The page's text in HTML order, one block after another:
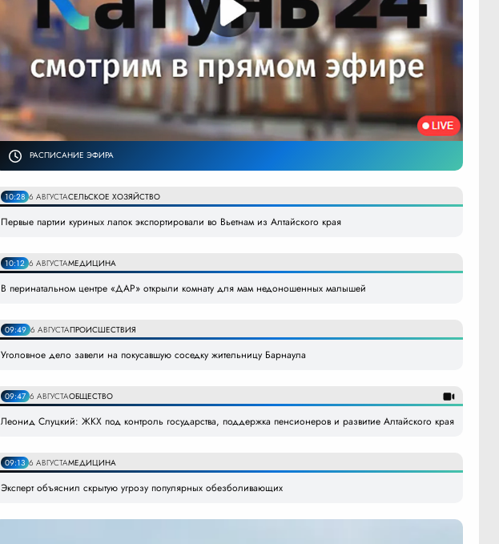
РАСПИСАНИЕ ЭФИРА
10:28 6 АВГУСТАСЕЛЬСКОЕ ХОЗЯЙСТВО
Первые партии куриных лапок экспортировали во Вьетнам из Алтайского края
10:12 6 АВГУСТАМЕДИЦИНА
В перинатальном центре «ДАР» открыли комнату для мам недоношенных малышей
09:49 6 АВГУСТАПРОИСШЕСТВИЯ
Уголовное дело завели на покусавшую соседку жительницу Барнаула
09:47 6 АВГУСТАОБЩЕСТВО
Леонид Слуцкий: ЖКХ под контроль государства, поддержка пенсионеров и развитие Алтайского края
09:13 6 АВГУСТАМЕДИЦИНА
Эксперт объяснил скрытую угрозу популярных обезболивающих